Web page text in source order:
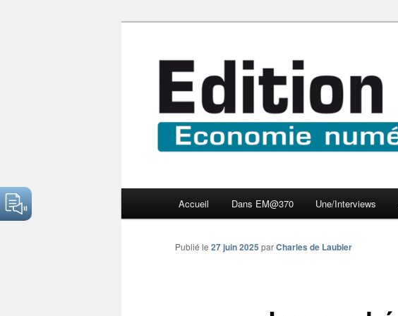
Edition Multimédi@
Accueil Dans EM@370 Une/Interviews
Publié le 27 juin 2025 parCharles de Laubier